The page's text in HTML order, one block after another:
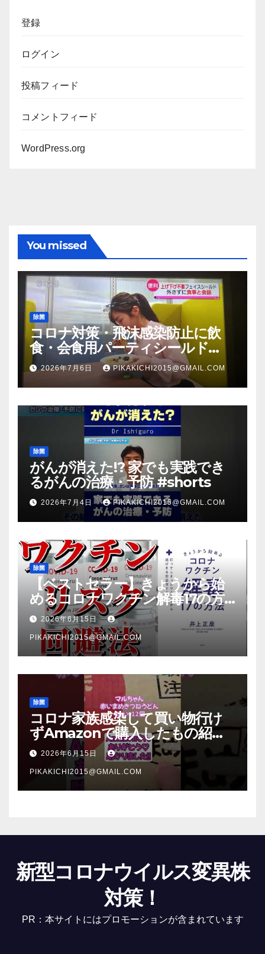
登録
ログイン
投稿フィード
コメントフィード
WordPress.org
You missed
除菌
コロナ対策・飛沫感染防止に飲
食・会食用パーティシールド
（マスク会食代替品）ＦＢＣ福井
放送のＴＶ番組での紹介映像
2026年7月6日 PIKAKICHI2015@GMAIL.COM
除菌
がんが消えた!? 家でも実践でき
るがんの治療・予防 #shorts
2026年7月4日 PIKAKICHI2015@GMAIL.COM
除菌
【ベストセラー】きょうから始
めるコロナワクチン解毒17の方
法【本要約】
2026年6月15日
PIKAKICHI2015@GMAIL.COM
除菌
コロナ家族感染して買い物行け
ずAmazonで購入したもの紹
介 #Shorts
2026年6月15日
PIKAKICHI2015@GMAIL.COM
新型コロナウイルス変異株
対策！
PR：本サイトにはプロモーションが含まれています